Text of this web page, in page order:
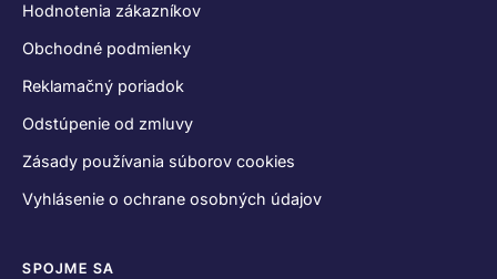
Hodnotenia zákazníkov
Obchodné podmienky
Reklamačný poriadok
Odstúpenie od zmluvy
Zásady používania súborov cookies
Vyhlásenie o ochrane osobných údajov
SPOJME SA